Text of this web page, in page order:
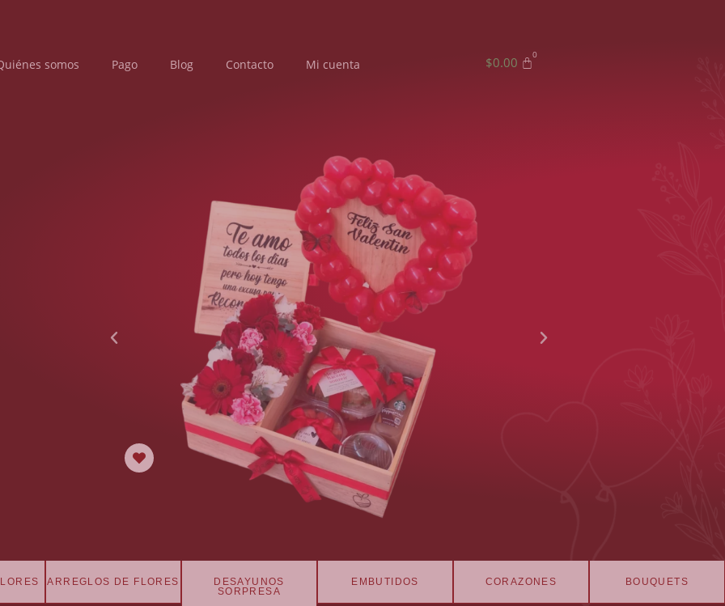
somos Pago Blog Contacto Mi cuenta $0.00
Tenemos preparados los
mejores obsequios
personalizados para demostrar
ARREGLOS DE FLORES
DESAYUNOS
SORPRESA
EMBUTIDOS CORAZONES BOUQUETS